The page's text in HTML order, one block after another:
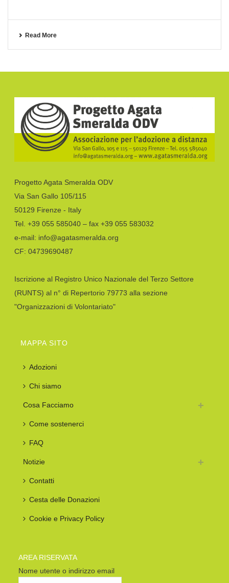
Read More
Progetto Agata Smeralda ODV
Via San Gallo 105/115
50129 Firenze - Italy
Tel. +39 055 585040 – fax +39 055 583032
e-mail: info@agatasmeralda.org
CF: 04739690487
Iscrizione al Registro Unico Nazionale del Terzo Settore
(RUNTS) al n° di Repertorio 79773 alla sezione
"Organizzazioni di Volontariato"
MAPPA SITO
Adozioni
Chi siamo
Cosa Facciamo
Come sostenerci
FAQ
Notizie
Contatti
Cesta delle Donazioni
Cookie e Privacy Policy
AREA RISERVATA
Nome utente o indirizzo email